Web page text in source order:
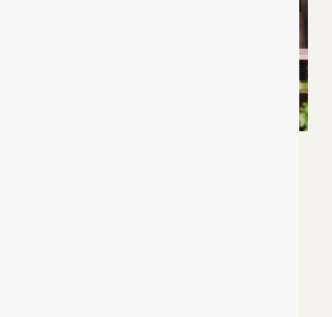
然光が
ドグラスがきらめく祭壇は、その先の未